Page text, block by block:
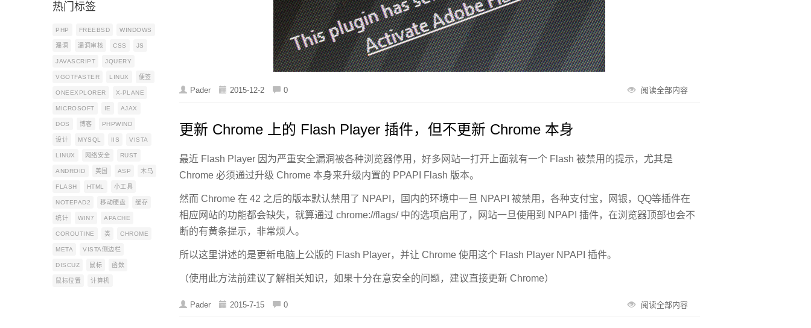
热门标签
PHP FREEBSD WINDOWS
漏洞 漏洞审核 CSS JS
JAVASCRIPT JQUERY
VGOTFASTER LINUX 便签
ONEEXPLORER X-PLANE
MICROSOFT IE AJAX
DOS 博客 PHPWIND
设计 MYSQL IIS VISTA
LINUX 网络安全 RUST
ANDROID 美国 ASP 木马
FLASH HTML 小工具
NOTEPAD2 移动硬盘 缓存
统计 WIN7 APACHE
COROUTINE 类 CHROME
META VISTA侧边栏
DISCUZ 鼠标 函数
鼠标位置 计算机
阅读全部内容
Pader 2015-12-2 0
更新 Chrome 上的 Flash Player 插件，但不更新 Chrome 本身
最近 Flash Player 因为严重安全漏洞被各种浏览器停用，好多网站一打开上面就有一个 Flash 被禁用的提示，尤其是
Chrome 必须通过升级 Chrome 本身来升级内置的 PPAPI Flash 版本。
然而 Chrome 在 42 之后的版本默认禁用了 NPAPI，国内的环境中一旦 NPAPI 被禁用，各种支付宝，网银，QQ等插件在
相应网站的功能都会缺失，就算通过 chrome://flags/ 中的选项启用了，网站一旦使用到 NPAPI 插件，在浏览器顶部也会不
断的有黄条提示，非常烦人。
所以这里讲述的是更新电脑上公版的 Flash Player，并让 Chrome 使用这个 Flash Player NPAPI 插件。
（使用此方法前建议了解相关知识，如果十分在意安全的问题，建议直接更新 Chrome）
阅读全部内容
Pader 2015-7-15 0